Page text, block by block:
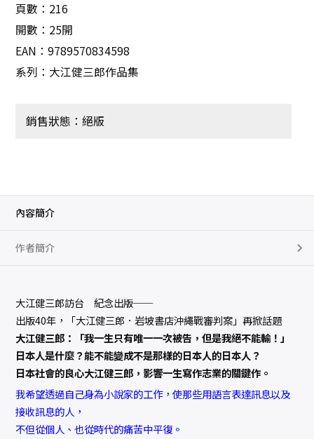
頁數：216
開數：25開
EAN：9789570834598
系列：大江健三郎作品集
銷售狀態：絕版
內容簡介
作者簡介
大江健三郎訪台 紀念出版──
出版40年，「大江健三郎．岩坡書店沖繩戰審判案」再掀話題
大江健三郎：「我一生只有唯一一次被告，但是我絕不能輸！」
日本人是什麼？能不能變成不是那樣的日本人的日本人？
日本社會的良心大江健三郎，影響一生寫作志業的關鍵作。
我希望透過自己身為小說家的工作，使那些用語言表達訊息以及
接收訊息的人，
不但從個人、也從時代的痛苦中平復。